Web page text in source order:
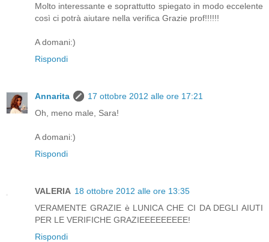
Molto interessante e soprattutto spiegato in modo eccelente
così ci potrà aiutare nella verifica Grazie prof!!!!!!
A domani:)
Rispondi
Annarita
17 ottobre 2012 alle ore 17:21
Oh, meno male, Sara!
A domani:)
Rispondi
VALERIA 18 ottobre 2012 alle ore 13:35
VERAMENTE GRAZIE è LUNICA CHE CI DA DEGLI AIUTI
PER LE VERIFICHE GRAZIEEEEEEEEE!
Rispondi